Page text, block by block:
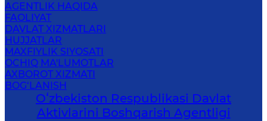
AGENTLIK HAQIDA
FAOLIYAT
DAVLAT XIZMATLARI
HUJJATLAR
MAXFIYLIK SIYOSATI
OCHIQ MA'LUMOTLAR
AXBOROT XIZMATI
BOG‘LANISH
Oʻzbekiston Respublikasi Davlat
Aktivlarini Boshqarish Agentligi